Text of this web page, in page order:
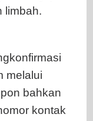
limbah.
melalui
bahkan
kontak